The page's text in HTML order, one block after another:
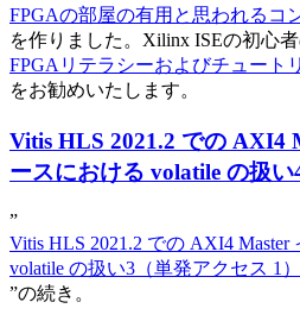
FPGAの部屋の有用と思われるコ
を作りました。Xilinx ISEの初心者
FPGAリテラシーおよびチュート
をお勧めいたします。
Vitis HLS 2021.2 での AXI4
ースにおける volatile の扱い
”
Vitis HLS 2021.2 での AXI4
volatile の扱い3（単発アクセス 1）
”の続き。